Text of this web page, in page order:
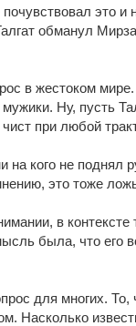
это и
обманул
в жестоком
Ну, пусть
при любой
на кого не поднял
это тоже
в
была, что его
для многих. То,
Насколько